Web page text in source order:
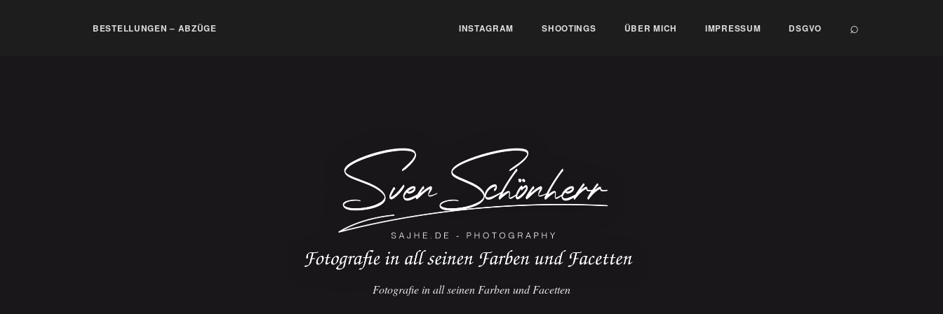
BESTELLUNGEN – ABZÜGE INSTAGRAM SHOOTINGS ÜBER MICH IMPRESSUM DSGVO ⌕
Fotografie in all seinen Farben und Facetten